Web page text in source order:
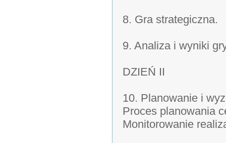
8. Gra strategiczna.
9. Analiza i wyniki
DZIEŃ II
10. Planowanie i
Proces planowania
Monitorowanie